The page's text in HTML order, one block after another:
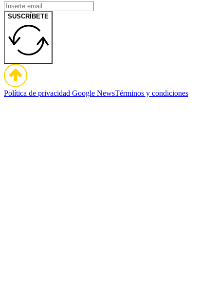
SUSCRÍBETE
Política de privacidad Google NewsTérminos y condiciones